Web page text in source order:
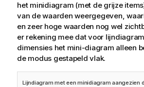
het minidiagram (met de grijze
van de waarden weergegeven,
en zeer hoge waarden nog wel
er rekening mee dat voor
dimensies het mini-diagram alleen
de modus gestapeld vlak.
Lijndiagram met een minidiagram aangezien